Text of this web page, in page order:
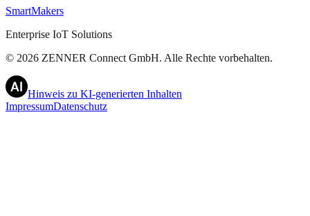
SmartMakers
Enterprise IoT Solutions
© 2026 ZENNER Connect GmbH. Alle Rechte vorbehalten.
Hinweis zu KI-generierten Inhalten
ImpressumDatenschutz